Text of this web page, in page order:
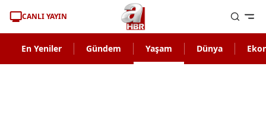
CANLI YAYIN
En Yeniler Gündem Yaşam Dünya